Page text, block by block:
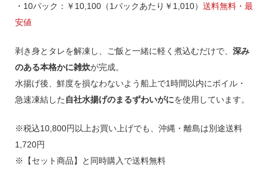
・10パック：￥10,100（1パックあたり￥1,010） 送料無料・最
安値
剥き身とタレを解凍し、ご飯と一緒に軽く煮込むだけで、 深み
のある本格かに雑炊が完成。
水揚げ後、鮮度を損なわないよう船上で1時間以内にボイル・
急速凍結した 自社水揚げのまるずわいがにを使用しています。
※税込10,800円以上お買い上げでも、沖縄・離島は別途送料
1,720円
※【セット商品】と同時購入で送料無料